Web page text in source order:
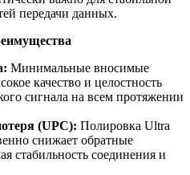
передачи данных.
Минимальные вносимые
качество и целостность
сигнала на всем протяжении
(UPC): Полировка Ultra
снижает обратные
стабильность соединения и